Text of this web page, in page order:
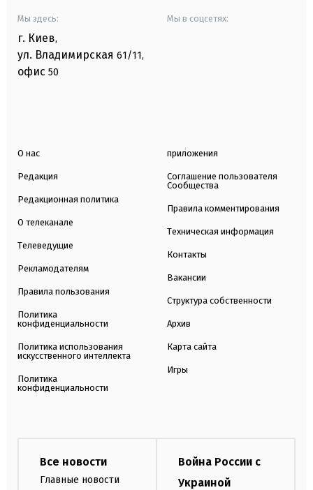
Мы здесь:
г. Киев,
ул. Владимирская 61/11,
офис 50
Мы в соцсетях:
О нас
Редакция
Редакционная политика
О телеканале
Телеведущие
Рекламодателям
Правила пользования
Политика
конфиденциальности
Политика использования
искусственного интеллекта
Политика
конфиденциальности
приложения
Соглашение пользователя
Сообщества
Правила комментирования
Техническая информация
Контакты
Вакансии
Структура собственности
Архив
Карта сайта
Игры
Все новости
Главные новости
Война России с
Украиной